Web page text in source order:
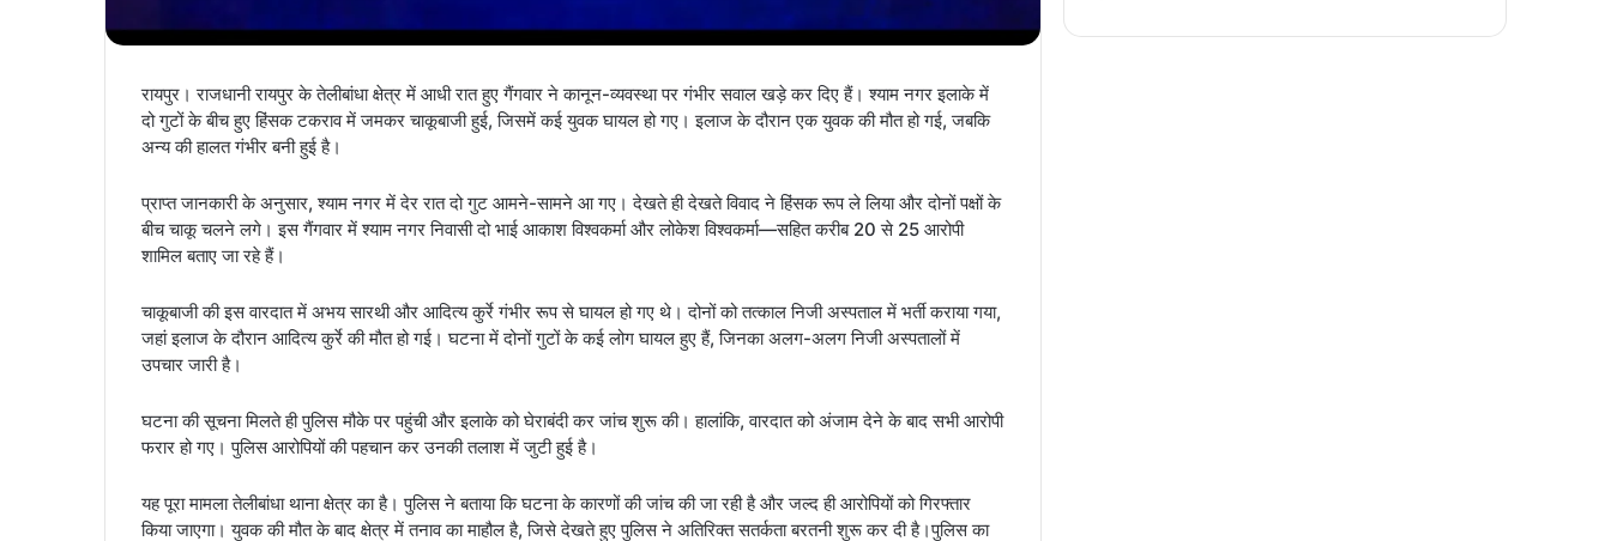
रायपुर। राजधानी रायपुर के तेलीबांधा क्षेत्र में आधी रात हुए गैंगवार ने कानून-व्यवस्था पर गंभीर सवाल खड़े कर दिए हैं। श्याम नगर इलाके में
दो गुटों के बीच हुए हिंसक टकराव में जमकर चाकूबाजी हुई, जिसमें कई युवक घायल हो गए। इलाज के दौरान एक युवक की मौत हो गई, जबकि
अन्य की हालत गंभीर बनी हुई है।
प्राप्त जानकारी के अनुसार, श्याम नगर में देर रात दो गुट आमने-सामने आ गए। देखते ही देखते विवाद ने हिंसक रूप ले लिया और दोनों पक्षों के
बीच चाकू चलने लगे। इस गैंगवार में श्याम नगर निवासी दो भाई आकाश विश्वकर्मा और लोकेश विश्वकर्मा—सहित करीब 20 से 25 आरोपी
शामिल बताए जा रहे हैं।
चाकूबाजी की इस वारदात में अभय सारथी और आदित्य कुर्रे गंभीर रूप से घायल हो गए थे। दोनों को तत्काल निजी अस्पताल में भर्ती कराया गया,
जहां इलाज के दौरान आदित्य कुर्रे की मौत हो गई। घटना में दोनों गुटों के कई लोग घायल हुए हैं, जिनका अलग-अलग निजी अस्पतालों में
उपचार जारी है।
घटना की सूचना मिलते ही पुलिस मौके पर पहुंची और इलाके को घेराबंदी कर जांच शुरू की। हालांकि, वारदात को अंजाम देने के बाद सभी आरोपी
फरार हो गए। पुलिस आरोपियों की पहचान कर उनकी तलाश में जुटी हुई है।
यह पूरा मामला तेलीबांधा थाना क्षेत्र का है। पुलिस ने बताया कि घटना के कारणों की जांच की जा रही है और जल्द ही आरोपियों को गिरफ्तार
किया जाएगा। युवक की मौत के बाद क्षेत्र में तनाव का माहौल है, जिसे देखते हुए पुलिस ने अतिरिक्त सतर्कता बरतनी शुरू कर दी है।पुलिस का